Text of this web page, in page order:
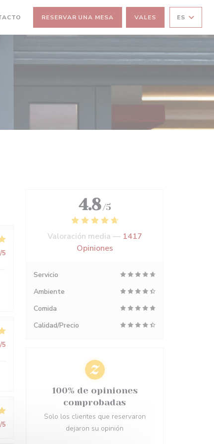
RESERVAR UNA MESA VALES ES
/5
/5
/5
4.8 /5
Valoración media — 1417
Opiniones
Servicio
Ambiente
Comida
Calidad/Precio
100% de opiniones
comprobadas
Solo los clientes que reservaron
dejaron su opinión